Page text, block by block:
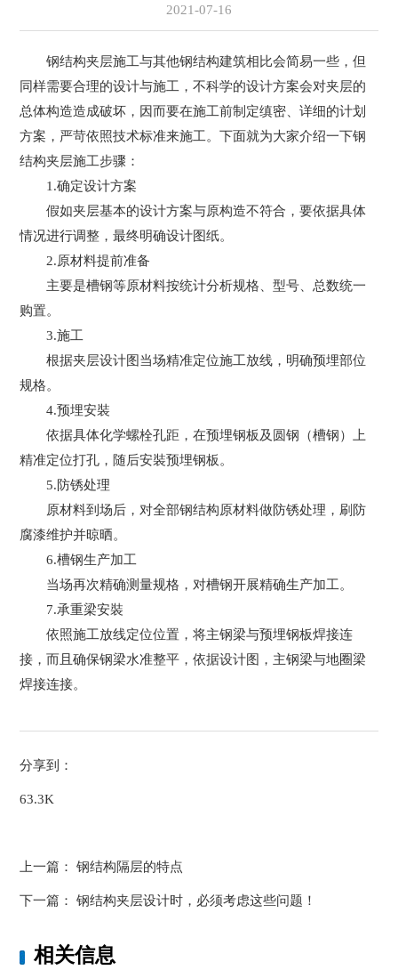
2021-07-16
钢结构夹层施工与其他钢结构建筑相比会简易一些，但
同样需要合理的设计与施工，不科学的设计方案会对夹层的
总体构造造成破坏，因而要在施工前制定缜密、详细的计划
方案，严苛依照技术标准来施工。下面就为大家介绍一下钢
结构夹层施工步骤：
1.确定设计方案
假如夹层基本的设计方案与原构造不符合，要依据具体
情况进行调整，最终明确设计图纸。
2.原材料提前准备
主要是槽钢等原材料按统计分析规格、型号、总数统一
购置。
3.施工
根据夹层设计图当场精准定位施工放线，明确预埋部位
规格。
4.预埋安裝
依据具体化学螺栓孔距，在预埋钢板及圆钢（槽钢）上
精准定位打孔，随后安裝预埋钢板。
5.防锈处理
原材料到场后，对全部钢结构原材料做防锈处理，刷防
腐漆维护并晾晒。
6.槽钢生产加工
当场再次精确测量规格，对槽钢开展精确生产加工。
7.承重梁安裝
依照施工放线定位位置，将主钢梁与预埋钢板焊接连
接，而且确保钢梁水准整平，依据设计图，主钢梁与地圈梁
焊接连接。
分享到：
63.3K
上一篇： 钢结构隔层的特点
下一篇： 钢结构夹层设计时，必须考虑这些问题！
相关信息